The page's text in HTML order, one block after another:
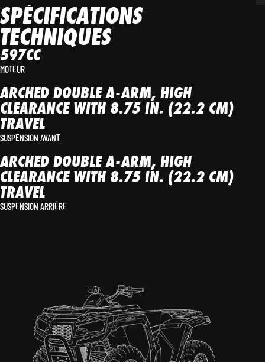
SPÉCIFICATIONS
TECHNIQUES
MOTEUR
597CC
SUSPENSION AVANT
ARCHED DOUBLE A-ARM, HIGH
CLEARANCE WITH 8.75 IN. (22.2 CM)
TRAVEL
SUSPENSION ARRIÈRE
ARCHED DOUBLE A-ARM, HIGH
CLEARANCE WITH 8.75 IN. (22.2 CM)
TRAVEL